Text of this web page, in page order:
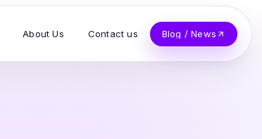
About Us Contact us Blog / News